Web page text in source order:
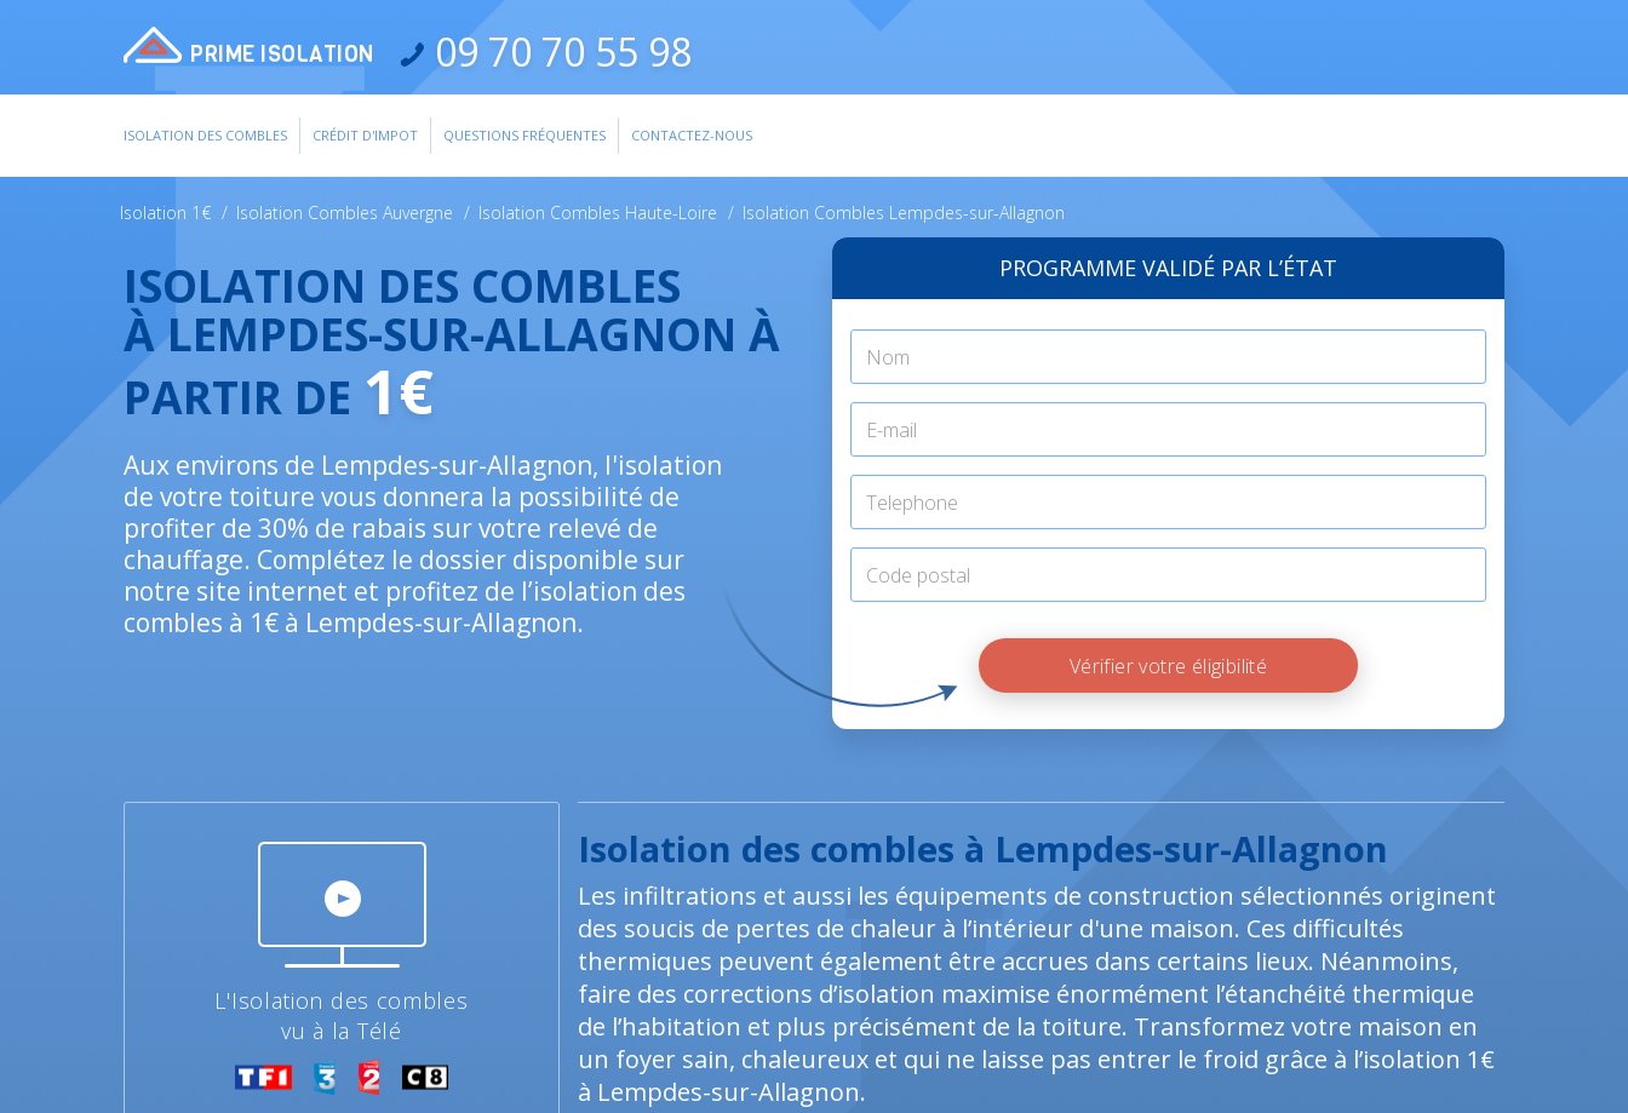
PRIME ISOLATION 09 70 70 55 98
ISOLATION DES COMBLES CRÉDIT D'IMPOT QUESTIONS FRÉQUENTES CONTACTEZ-NOUS
Isolation 1€ / Isolation Combles Auvergne / Isolation Combles Haute-Loire / Isolation Combles Lempdes-sur-Allagnon
ISOLATION DES COMBLES
À LEMPDES-SUR-ALLAGNON À
PARTIR DE 1€
Aux environs de Lempdes-sur-Allagnon, l'isolation
de votre toiture vous donnera la possibilité de
profiter de 30% de rabais sur votre relevé de
chauffage. Complétez le dossier disponible sur
notre site internet et profitez de l’isolation des
combles à 1€ à Lempdes-sur-Allagnon.
PROGRAMME VALIDÉ PAR L’ÉTAT
Vérifier votre éligibilité
L'Isolation des combles
vu à la Télé
Isolation des combles à Lempdes-sur-Allagnon
Les infiltrations et aussi les équipements de construction sélectionnés originent
des soucis de pertes de chaleur à l’intérieur d'une maison. Ces difficultés
thermiques peuvent également être accrues dans certains lieux. Néanmoins,
faire des corrections d’isolation maximise énormément l’étanchéité thermique
de l’habitation et plus précisément de la toiture. Transformez votre maison en
un foyer sain, chaleureux et qui ne laisse pas entrer le froid grâce à l’isolation 1€
à Lempdes-sur-Allagnon.